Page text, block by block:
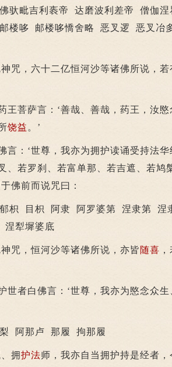
驮毗吉利袠帝 达磨波利差帝 僧伽涅
楼哆 邮楼哆憍舍略 恶叉逻 恶叉冶
，六十二亿恒河沙等诸佛所说，若
菩萨言：‘善哉、善哉，药王，汝愍
饶益 。’
：‘世尊，我亦为拥护读诵受持法华
、若罗刹、若富单那、若吉遮、若鸠
佛前而说咒曰：
目枳 阿隶 阿罗婆第 涅隶第 涅
犁墀婆底
，恒河沙等诸佛所说，亦皆 随喜
世者白佛言：‘世尊，我亦为愍念众
阿那卢 那履 拘那履
拥护法师，我亦自当拥护持是经者